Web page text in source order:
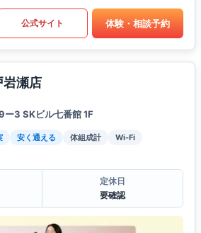
公式サイト 体験・相談予約
岩瀬店
ー3 SKビル七番館 1F
安く通える 体組成計
Wi-Fi
定休日
要確認